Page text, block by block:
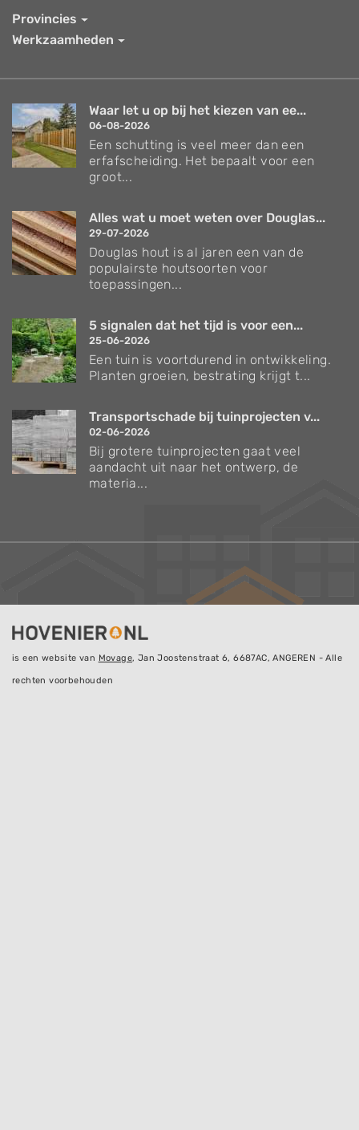
Provincies
Werkzaamheden
Waar let u op bij het kiezen van ee...
06-08-2026
Een schutting is veel meer dan een
erfafscheiding. Het bepaalt voor een
groot...
Alles wat u moet weten over Douglas...
29-07-2026
Douglas hout is al jaren een van de
populairste houtsoorten voor
toepassingen...
5 signalen dat het tijd is voor een...
25-06-2026
Een tuin is voortdurend in ontwikkeling.
Planten groeien, bestrating krijgt t...
Transportschade bij tuinprojecten v...
02-06-2026
Bij grotere tuinprojecten gaat veel
aandacht uit naar het ontwerp, de
materia...
is een website van Movage, Jan Joostenstraat 6, 6687AC, ANGEREN - Alle
rechten voorbehouden